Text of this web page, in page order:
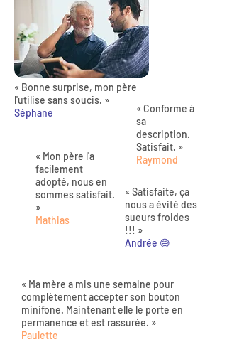
« Bonne surprise, mon père
l'utilise sans soucis. »
Séphane
« Mon père l'a
facilement
adopté, nous en
sommes satisfait.
»
Mathias
« Conforme à
sa
description.
Satisfait. »
Raymond
« Satisfaite, ça
nous a évité des
sueurs froides
!!! »
Andrée 😅
« Ma mère a mis une semaine pour
complètement accepter son bouton
minifone. Maintenant elle le porte en
permanence et est rassurée. »
Paulette